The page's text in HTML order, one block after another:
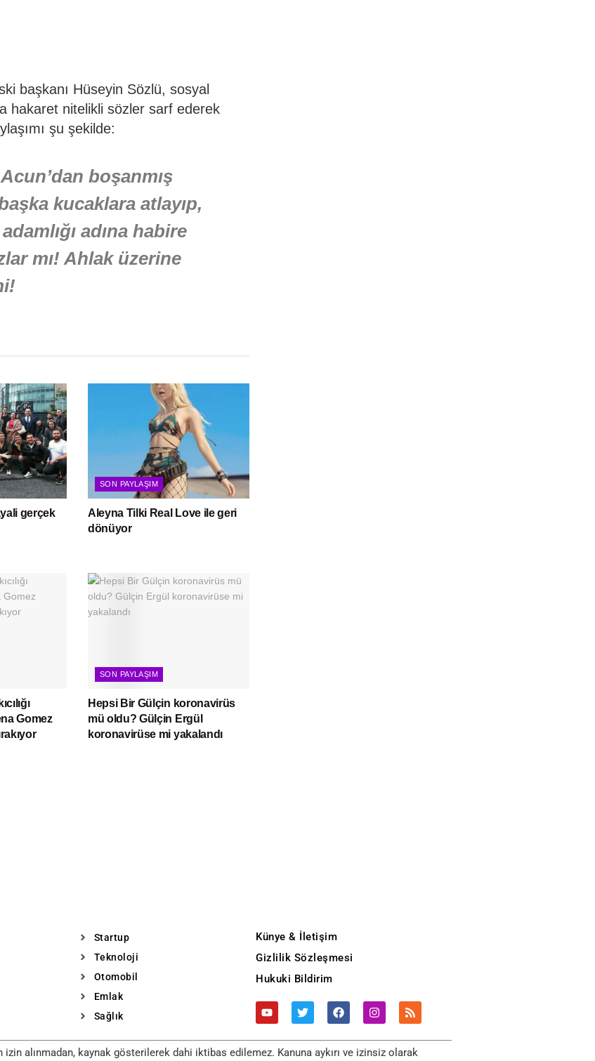
başkanı Hüseyin Sözlü, sosyal
hakaret nitelikli sözler sarf ederek
şu şekilde:
boşanmış
kucaklara atlayıp,
adına habire
mı! Ahlak üzerine
gerçek
SON PAYLAŞIM
Aleyna Tilki Real Love ile geri
dönüyor
Gomez
SON PAYLAŞIM
Hepsi Bir Gülçin koronavirüs
mü oldu? Gülçin Ergül
koronavirüse mi yakalandı
Startup
Teknoloji
Otomobil
Emlak
Sağlık
Künye & İletişim
Gizlilik Sözleşmesi
Hukuki Bildirim
alınmadan, kaynak gösterilerek dahi iktibas edilemez. Kanuna aykırı ve izinsiz olarak